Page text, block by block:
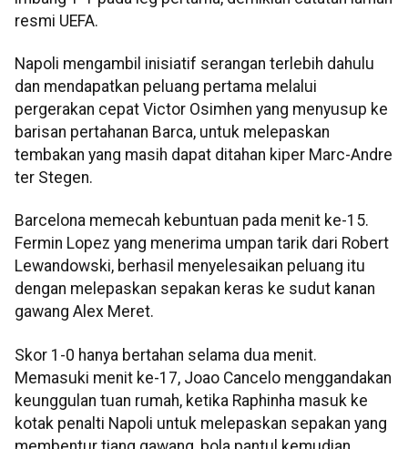
resmi UEFA.
Napoli mengambil inisiatif serangan terlebih dahulu
dan mendapatkan peluang pertama melalui
pergerakan cepat Victor Osimhen yang menyusup ke
barisan pertahanan Barca, untuk melepaskan
tembakan yang masih dapat ditahan kiper Marc-Andre
ter Stegen.
Barcelona memecah kebuntuan pada menit ke-15.
Fermin Lopez yang menerima umpan tarik dari Robert
Lewandowski, berhasil menyelesaikan peluang itu
dengan melepaskan sepakan keras ke sudut kanan
gawang Alex Meret.
Skor 1-0 hanya bertahan selama dua menit.
Memasuki menit ke-17, Joao Cancelo menggandakan
keunggulan tuan rumah, ketika Raphinha masuk ke
kotak penalti Napoli untuk melepaskan sepakan yang